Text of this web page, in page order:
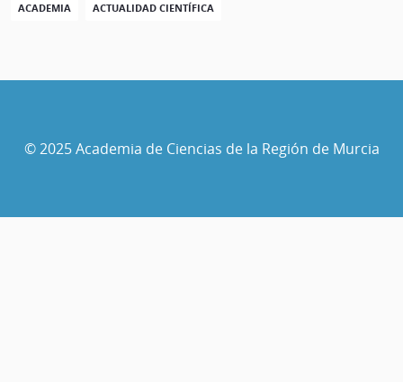
ACADEMIA ACTUALIDAD CIENTÍFICA
© 2025 Academia de Ciencias de la Región de Murcia